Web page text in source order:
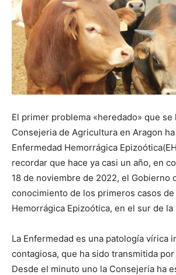
El primer problema «heredado» que se
Consejeria de Agricultura en Aragon
Enfermedad Hemorrágica
recordar que hace ya casi un año, en
18 de noviembre de 2022, el Gobierno
conocimiento de los primeros casos de
Hemorrágica Epizoótica, en el sur de la
La Enfermedad es una patología vírica
contagiosa, que ha sido transmitida
Desde el minuto uno la Consejeria ha